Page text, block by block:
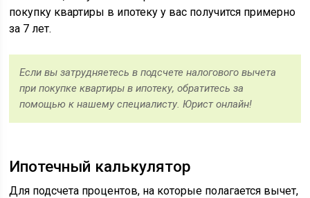
покупку квартиры в ипотеку у вас получится примерно
за 7 лет.
Если вы затрудняетесь в подсчете налогового вычета
при покупке квартиры в ипотеку, обратитесь за
помощью к нашему специалисту. Юрист онлайн!
Ипотечный калькулятор
Для подсчета процентов, на которые полагается вычет,